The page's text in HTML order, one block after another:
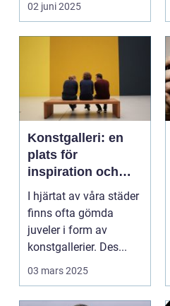
02 juni 2025
Konstgalleri: en
plats för
inspiration och
kreativ upplevelse
I hjärtat av våra städer
finns ofta gömda
juveler i form av
konstgallerier. Des...
03 mars 2025